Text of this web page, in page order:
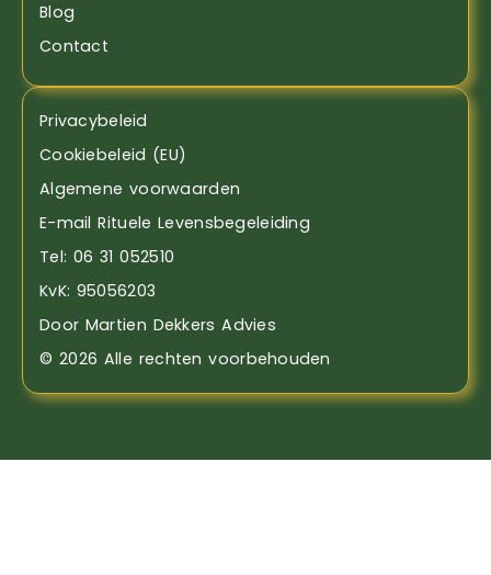
Blog
Contact
Privacybeleid
Cookiebeleid (EU)
Algemene voorwaarden
E-mail Rituele Levensbegeleiding
Tel: 06 31 052510
KvK: 95056203
Door Martien Dekkers Advies
© 2026 Alle rechten voorbehouden